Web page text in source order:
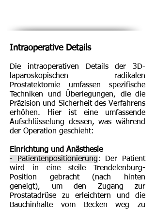
Intraoperative Details
Die intraoperativen Details der 3D-
laparoskopischen radikalen
Prostatektomie umfassen spezifische
Techniken und Überlegungen, die die
Präzision und Sicherheit des Verfahrens
erhöhen. Hier ist eine umfassende
Aufschlüsselung dessen, was während
der Operation geschieht:
Einrichtung und Anästhesie
- Patientenpositionierung: Der Patient
wird in eine steile Trendelenburg-
Position gebracht (nach hinten
geneigt), um den Zugang zur
Prostatadrüse zu erleichtern und die
Bauchinhalte vom Becken weg zu